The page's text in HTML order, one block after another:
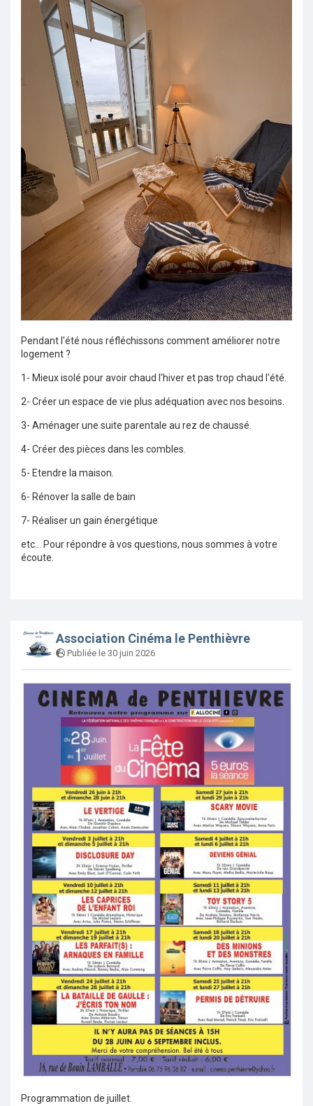
Pendant l'été nous réfléchissons comment améliorer notre
logement ?
1- Mieux isolé pour avoir chaud l'hiver et pas trop chaud l'été.
2- Créer un espace de vie plus adéquation avec nos besoins.
3- Aménager une suite parentale au rez de chaussé.
4- Créer des pièces dans les combles.
5- Etendre la maison.
6- Rénover la salle de bain
7- Réaliser un gain énergétique
etc... Pour répondre à vos questions, nous sommes à votre
écoute.
Association Cinéma le Penthièvre
Publiée le 30 juin 2026
Programmation de juillet.